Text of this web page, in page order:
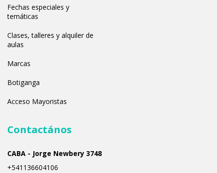
Fechas especiales y
temáticas
Clases, talleres y alquiler de
aulas
Marcas
Botiganga
Acceso Mayoristas
Contactános
CABA - Jorge Newbery 3748
+541136604106